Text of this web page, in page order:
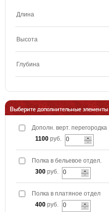
Длина
Высота
Глубина
Выберите дополнительные элементы
Дополн. верт. перегородка
1100 руб.
Полка в бельевое отдел.
300 руб.
Полка в платяное отдел
400 руб.